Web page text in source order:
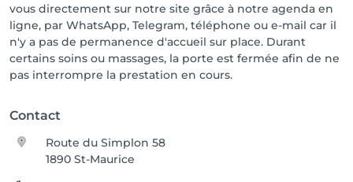
vous directement sur notre site grâce à notre agenda en
ligne, par WhatsApp, Telegram, téléphone ou e-mail car il
n'y a pas de permanence d'accueil sur place. Durant
certains soins ou massages, la porte est fermée afin de ne
pas interrompre la prestation en cours.
Contact
Route du Simplon 58
1890 St-Maurice